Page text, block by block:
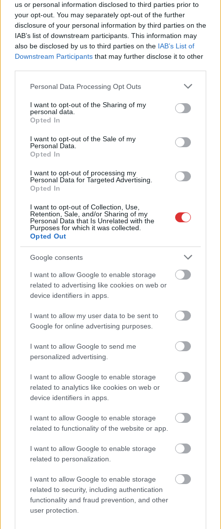
us or personal information disclosed to third parties prior to
your opt-out. You may separately opt-out of the further
disclosure of your personal information by third parties on the
IAB’s list of downstream participants. This information may
also be disclosed by us to third parties on the IAB’s List of
Downstream Participants that may further disclose it to other
Please note that this website/app uses one or more Google
not limited to your visit or usage behaviour. You may click to
grant or deny consent to Google and its third-party tags to
use your data for below specified purposes in below Google
consent section.
Personal Data Processing Opt Outs
I want to opt-out of the Sharing of my
personal data.
Opted In
I want to opt-out of the Sale of my
Personal Data.
Opted In
I want to opt-out of processing my
Personal Data for Targeted Advertising.
Opted In
I want to opt-out of Collection, Use,
Retention, Sale, and/or Sharing of my
Personal Data that Is Unrelated with the
Purposes for which it was collected.
Opted Out
Google consents
I want to allow Google to enable storage
related to advertising like cookies on web or
device identifiers in apps.
I want to allow my user data to be sent to
Google for online advertising purposes.
I want to allow Google to send me
personalized advertising.
I want to allow Google to enable storage
related to analytics like cookies on web or
device identifiers in apps.
I want to allow Google to enable storage
related to functionality of the website or app.
I want to allow Google to enable storage
related to personalization.
I want to allow Google to enable storage
related to security, including authentication
functionality and fraud prevention, and other
user protection.
2025.10.09. Gáll Tódor
Az intelligens vízkezelés: praktikus megoldások a
szivattyúk terén
Támogatott tartalom! A modern vízgazdálkodási
rendszerekben a szivattyúk elengedhetetlenek. Segítségükkel
2025.06.03. Kiss Lajos
Véletlen lenne? A Megasztár zsűrijéből kikerült
Caramel és Marsalkó, érkezik Tóth Gabi és Curtis
A NER-közel TV2 komoly cserét hajtott végre a Megasztár
zsűrijében, kikerült két, a kormányt bíráló tag,...
Hírlevél feliratkozás
Adja meg keresztnevét: